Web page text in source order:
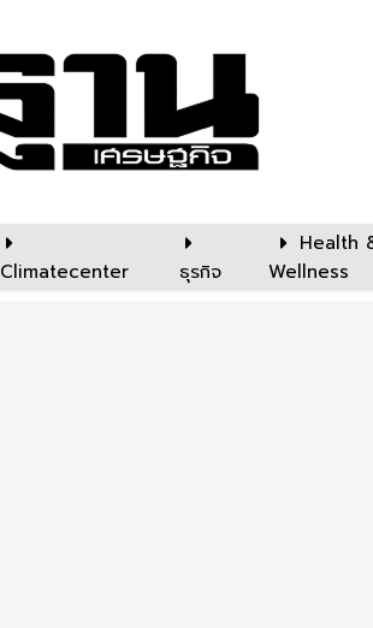
Climatecenter ธุรกิจ
Health
Wellness